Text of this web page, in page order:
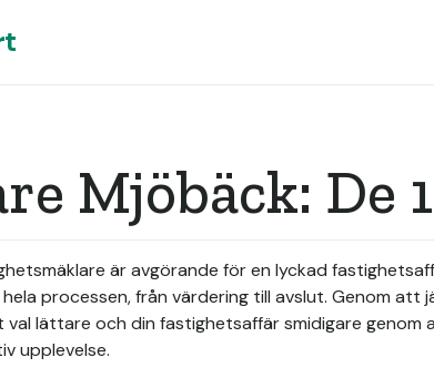
Mjöbäck: De
är avgörande för en lyckad
processen, från värdering till avslut. Genom
lättare och din fastighetsaffär smidigare genom
upplevelse.